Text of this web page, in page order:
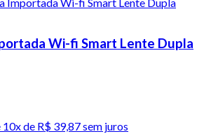
Wi-fi Smart Lente Dupla
10x de R$ 39,87 sem juros